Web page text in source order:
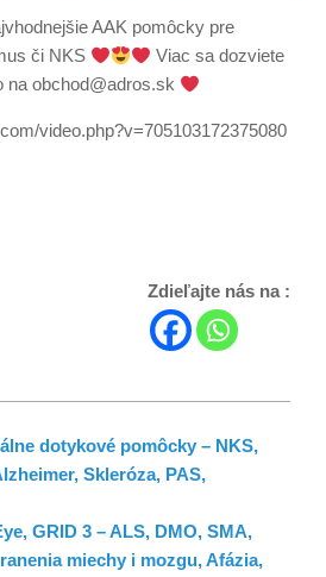
AAK pomôcky pre
či NKS
Viac sa dozviete
na obchod@adros.sk
video.php?v=705103172375080
Zdieľajte nás na :
dotykové pomôcky – NKS,
Skleróza, PAS,
GRID 3 – ALS, DMO, SMA,
miechy i mozgu, Afázia,